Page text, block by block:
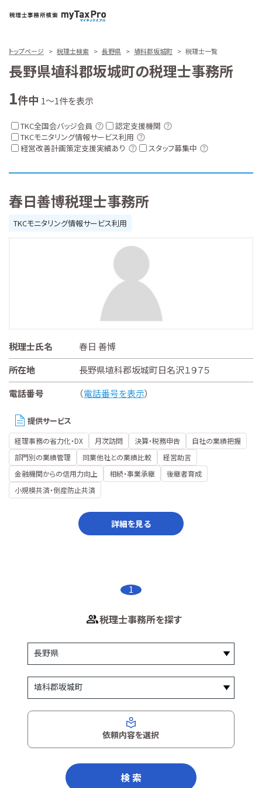
トップページ 税理士検索 長野県 埴科郡坂城町 税理士一覧
長野県埴科郡坂城町の税理士事務所
1件中 1～1件を表示
TKC全国会バッジ会員
認定支援機関
TKCモニタリング情報サービス利用
経営改善計画策定支援実績あり
スタッフ募集中
春日善博税理士事務所
TKCモニタリング情報サービス利用
税理士氏名
春日 善博
所在地
長野県埴科郡坂城町日名沢１９７５
電話番号
（電話番号を表示）
提供サービス
経理事務の省力化・DX 月次訪問 決算・税務申告
自社の業績把握
部門別の業績管理
同業他社との業績比較
経営助言
金融機関からの信用力向上
相続・事業承継
後継者育成
小規模共済・倒産防止共済
詳細を見る
1
税理士事務所を探す
依頼内容を選択
検 索